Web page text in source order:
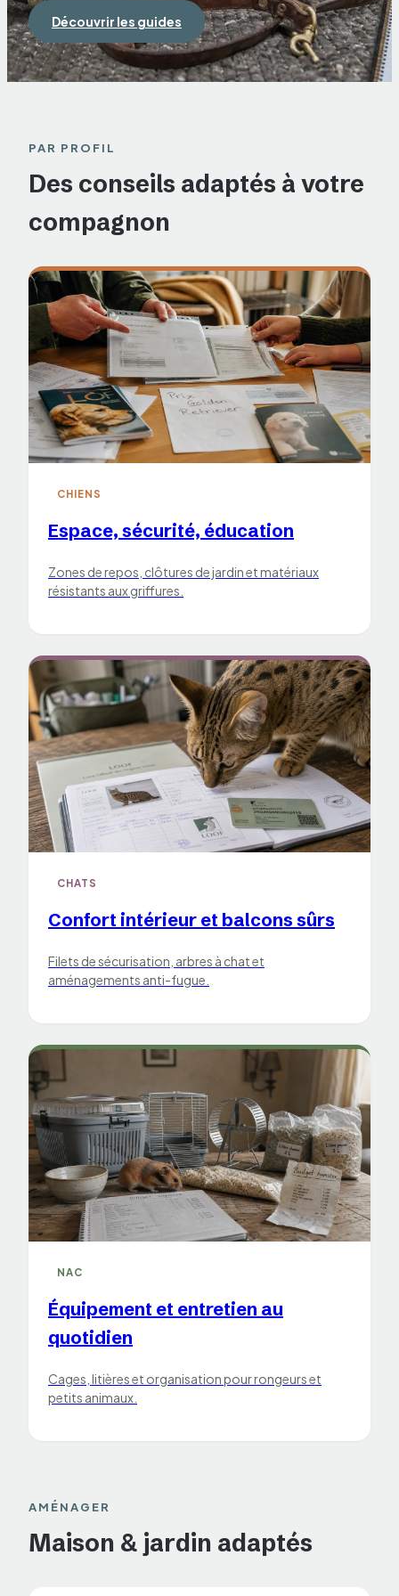
Découvrir les guides
PAR PROFIL
Des conseils adaptés à votre
compagnon
CHIENS
Espace, sécurité, éducation
Zones de repos, clôtures de jardin et matériaux
résistants aux griffures.
CHATS
Confort intérieur et balcons sûrs
Filets de sécurisation, arbres à chat et
aménagements anti-fugue.
NAC
Équipement et entretien au
quotidien
Cages, litières et organisation pour rongeurs et
petits animaux.
AMÉNAGER
Maison & jardin adaptés